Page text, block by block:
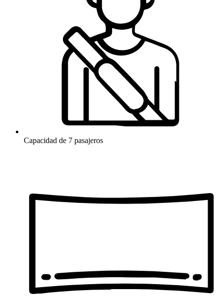
Capacidad de 7 pasajeros